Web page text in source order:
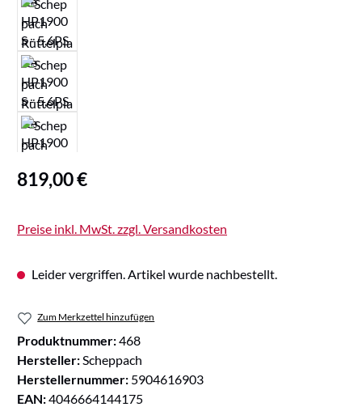
Regulärer Preis:
819,00 €
Preise inkl. MwSt. zzgl. Versandkosten
Leider vergriffen. Artikel wurde nachbestellt.
Zum Merkzettel hinzufügen
Produktnummer:468
Hersteller: Scheppach
Herstellernummer: 5904616903
EAN:4046664144175